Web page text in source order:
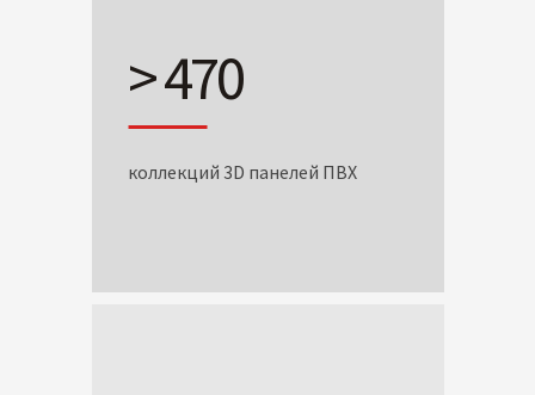
> 470
коллекций 3D панелей ПВХ